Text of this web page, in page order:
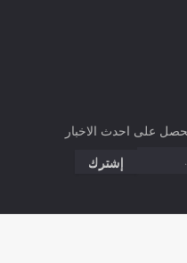
على احدث الاخبار